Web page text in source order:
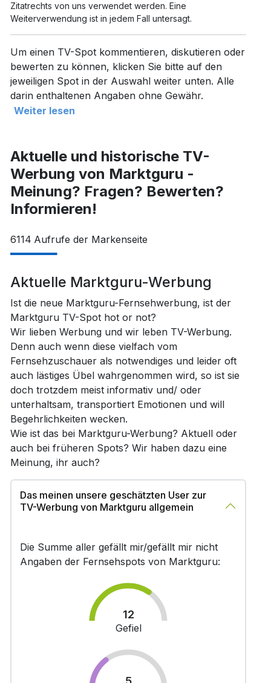
Zitatrechts von uns verwendet werden. Eine
Weiterverwendung ist in jedem Fall untersagt.
Um einen TV-Spot kommentieren, diskutieren oder
bewerten zu können, klicken Sie bitte auf den
jeweiligen Spot in der Auswahl weiter unten. Alle
darin enthaltenen Angaben ohne Gewähr.
Weiter lesen
Aktuelle und historische TV-
Werbung von Marktguru -
Meinung? Fragen? Bewerten?
Informieren!
6114 Aufrufe der Markenseite
Aktuelle Marktguru-Werbung
Ist die neue Marktguru-Fernsehwerbung, ist der
Marktguru TV-Spot hot or not?
Wir lieben Werbung und wir leben TV-Werbung.
Denn auch wenn diese vielfach vom
Fernsehzuschauer als notwendiges und leider oft
auch lästiges Übel wahrgenommen wird, so ist sie
doch trotzdem meist informativ und/ oder
unterhaltsam, transportiert Emotionen und will
Begehrlichkeiten wecken.
Wie ist das bei Marktguru-Werbung? Aktuell oder
auch bei früheren Spots? Wir haben dazu eine
Meinung, ihr auch?
Das meinen unsere geschätzten User zur
TV-Werbung von Marktguru allgemein
Die Summe aller gefällt mir/gefällt mir nicht
Angaben der Fernsehspots von Marktguru:
12
Gefiel